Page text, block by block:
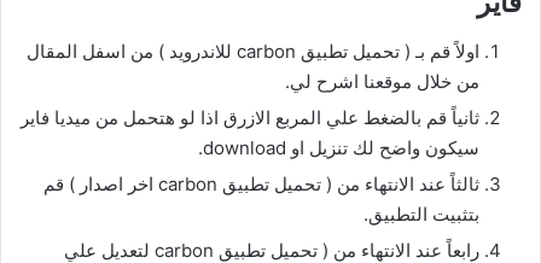
اولاً قم بـ ( تحميل تطبيق carbon للاندرويد ) من اسفل المقال
من خلال موقعنا اشرح لي.
ثانياً قم بالضغط علي المربع الازرق اذا لو هتحمل من ميديا فاير
سيكون واضح لك تنزيل او download.
ثالثاً عند الانتهاء من ( تحميل تطبيق carbon اخر اصدار ) قم
بتثبيت التطبيق.
رابعاً عند الانتهاء من ( تحميل تطبيق carbon لتعديل علي